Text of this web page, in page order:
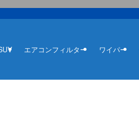
エアコンフィルター ワイパー